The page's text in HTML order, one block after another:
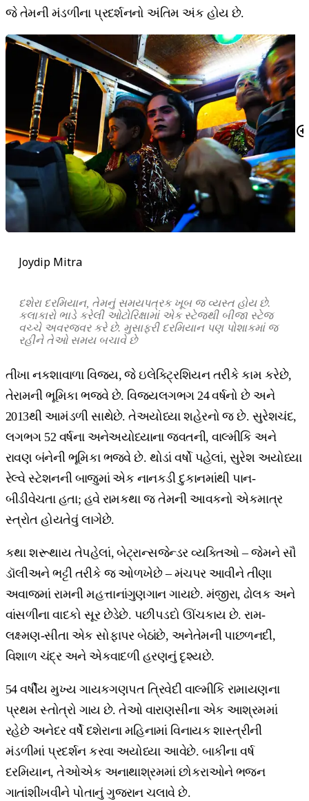
જે તેમની મંડળીના પ્રદર્શનનો અંતિમ અંક હોય છે.
Joydip Mitra
દશેરા દરમિયાન, તેમનું સમયપત્રક ખૂબ જ વ્યસ્ત હોય છે.
કલાકારો ભાડે કરેલી ઓટોરિક્ષામાં એક સ્ટેજથી બીજા સ્ટેજ
વચ્ચે અવરજવર કરે છે. મુસાફરી દરમિયાન પણ પોશાકમાં જ
રહીને તેઓ સમય બચાવે છે
તીખા નકશાવાળા વિજય, જે ઇલેક્ટ્રિશિયન તરીકે કામ કરેછે,
તેરામની ભૂમિકા ભજવે છે. વિજયલગભગ 24 વર્ષનો છે અને
2013થી આમંડળી સાથેછે. તેઅયોધ્યા શહેરનો જ છે. સુરેશચંદ,
લગભગ 52 વર્ષના અનેઅયોધ્યાના જવતની, વાલ્મીકિ અને
રાવણ બંનેની ભૂમિકા ભજવે છે. થોડાં વર્ષો પહેલાં, સુરેશ અયોધ્યા
રેલ્વે સ્ટેશનની બાજુમાં એક નાનકડી દુકાનમાંથી પાન-
બીડીવેચતા હતા; હવે રામકથા જ તેમની આવકનો એકમાત્ર
સ્ત્રોત હોયતેવું લાગેછે.
કથા શરૂથાય તેપહેલાં, બેટ્રાન્સજેન્ડર વ્યક્તિઓ – જેમને સૌ
ડૉલીઅને ભટ્ટી તરીકે જ ઓળખેછે – મંચપર આવીને તીણા
અવાજમાં રામની મહત્તાનાંગુણગાન ગાયછે. મંજીરા, ઢોલક અને
વાંસળીના વાદકો સૂર છેડેછે. પછીપડદો ઊંચકાય છે. રામ-
લક્ષ્મણ-સીતા એક સોફાપર બેઠાંછે, અનેતેમની પાછળનદી,
વિશાળ ચંદ્ર અને એકવાદળી હરણનું દૃશ્યછે.
54 વર્ષીય મુખ્ય ગાયકગણપત ત્રિવેદી વાલ્મીકિ રામાયણના
પ્રથમ સ્તોત્રો ગાય છે. તેઓ વારાણસીના એક આશ્રમમાં
રહેછે અનેદર વર્ષે દશેરાના મહિનામાં વિનાયક શાસ્ત્રીની
મંડળીમાં પ્રદર્શન કરવા અયોધ્યા આવેછે. બાકીના વર્ષ
દરમિયાન, તેઓએક અનાથાશ્રમમાં છોકરાઓને ભજન
ગાતાંશીખવીને પોતાનું ગુજરાન ચલાવે છે.